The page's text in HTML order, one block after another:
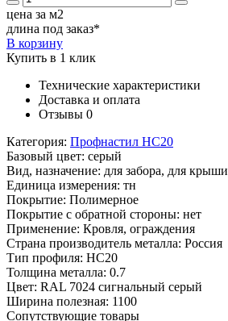
цена за м2
длина под заказ*
В корзину
Купить в 1 клик
Технические характеристики
Доставка и оплата
Отзывы 0
Категория: Профнастил НС20
Базовый цвет: серый
Вид, назначение: для забора, для крыши
Единица измерения: тн
Покрытие: Полимерное
Покрытие с обратной стороны: нет
Применение: Кровля, ограждения
Страна производитель металла: Россия
Тип профиля: НС20
Толщина металла: 0.7
Цвет: RAL 7024 сигнальный серый
Ширина полезная: 1100
Сопутствующие товары